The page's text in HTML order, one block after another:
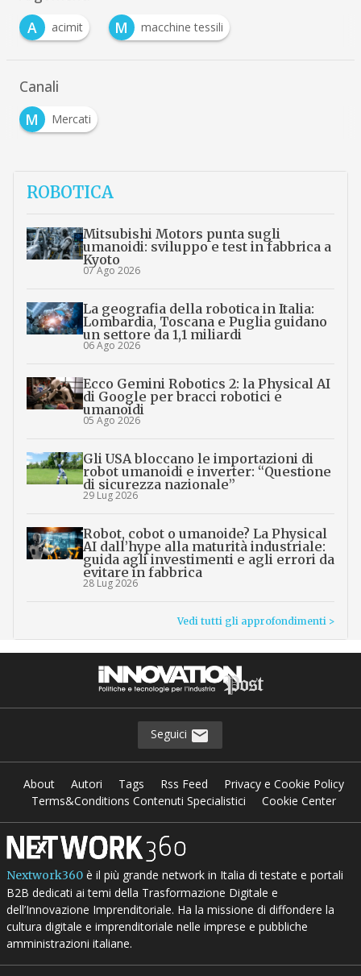
A
acimit M macchine tessili
Canali
M
Mercati
ROBOTICA
Mitsubishi Motors punta sugli
umanoidi: sviluppo e test in fabbrica a
Kyoto
07 Ago 2026
La geografia della robotica in Italia:
Lombardia, Toscana e Puglia guidano
un settore da 1,1 miliardi
06 Ago 2026
Ecco Gemini Robotics 2: la Physical AI
di Google per bracci robotici e
umanoidi
05 Ago 2026
Gli USA bloccano le importazioni di
robot umanoidi e inverter: “Questione
di sicurezza nazionale”
29 Lug 2026
Robot, cobot o umanoide? La Physical
AI dall’hype alla maturità industriale:
guida agli investimenti e agli errori da
evitare in fabbrica
28 Lug 2026
Vedi tutti gli approfondimenti >
Seguici
About Autori Tags Rss Feed
Privacy e Cookie Policy
Terms&Conditions Contenuti Specialistici
Cookie Center
Nextwork360è il più grande network in Italia di testate e portali
B2B dedicati ai temi della Trasformazione Digitale e
dell’Innovazione Imprenditoriale. Ha la missione di diffondere la
cultura digitale e imprenditoriale nelle imprese e pubbliche
amministrazioni italiane.